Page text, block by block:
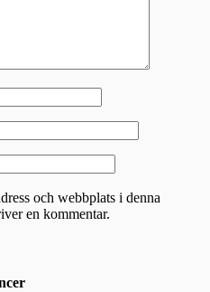
och webbplats i denna
en kommentar.